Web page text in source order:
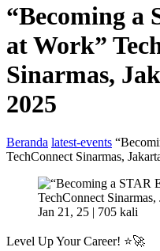
“Becoming a
at Work”
Sinarmas,
2025
Beranda latest-events
TechConnect Sinarmas,
Jan 21, 25 | 705 kali
Level Up Your Career! ⭐🚀